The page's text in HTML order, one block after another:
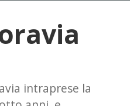
intraprese la